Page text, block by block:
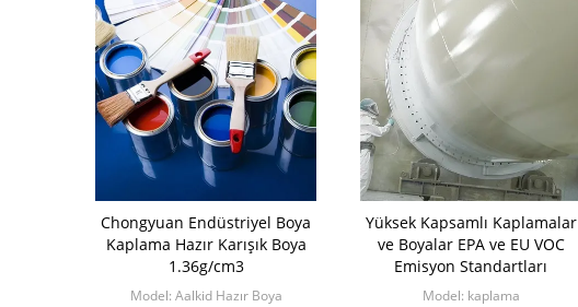
Chongyuan Endüstriyel Boya
Kaplama Hazır Karışık Boya
1.36g/cm3
Model: Aalkid Hazır Boya
Yüksek Kapsamlı Kaplamalar
ve Boyalar EPA ve EU VOC
Emisyon Standartları
Model: kaplama